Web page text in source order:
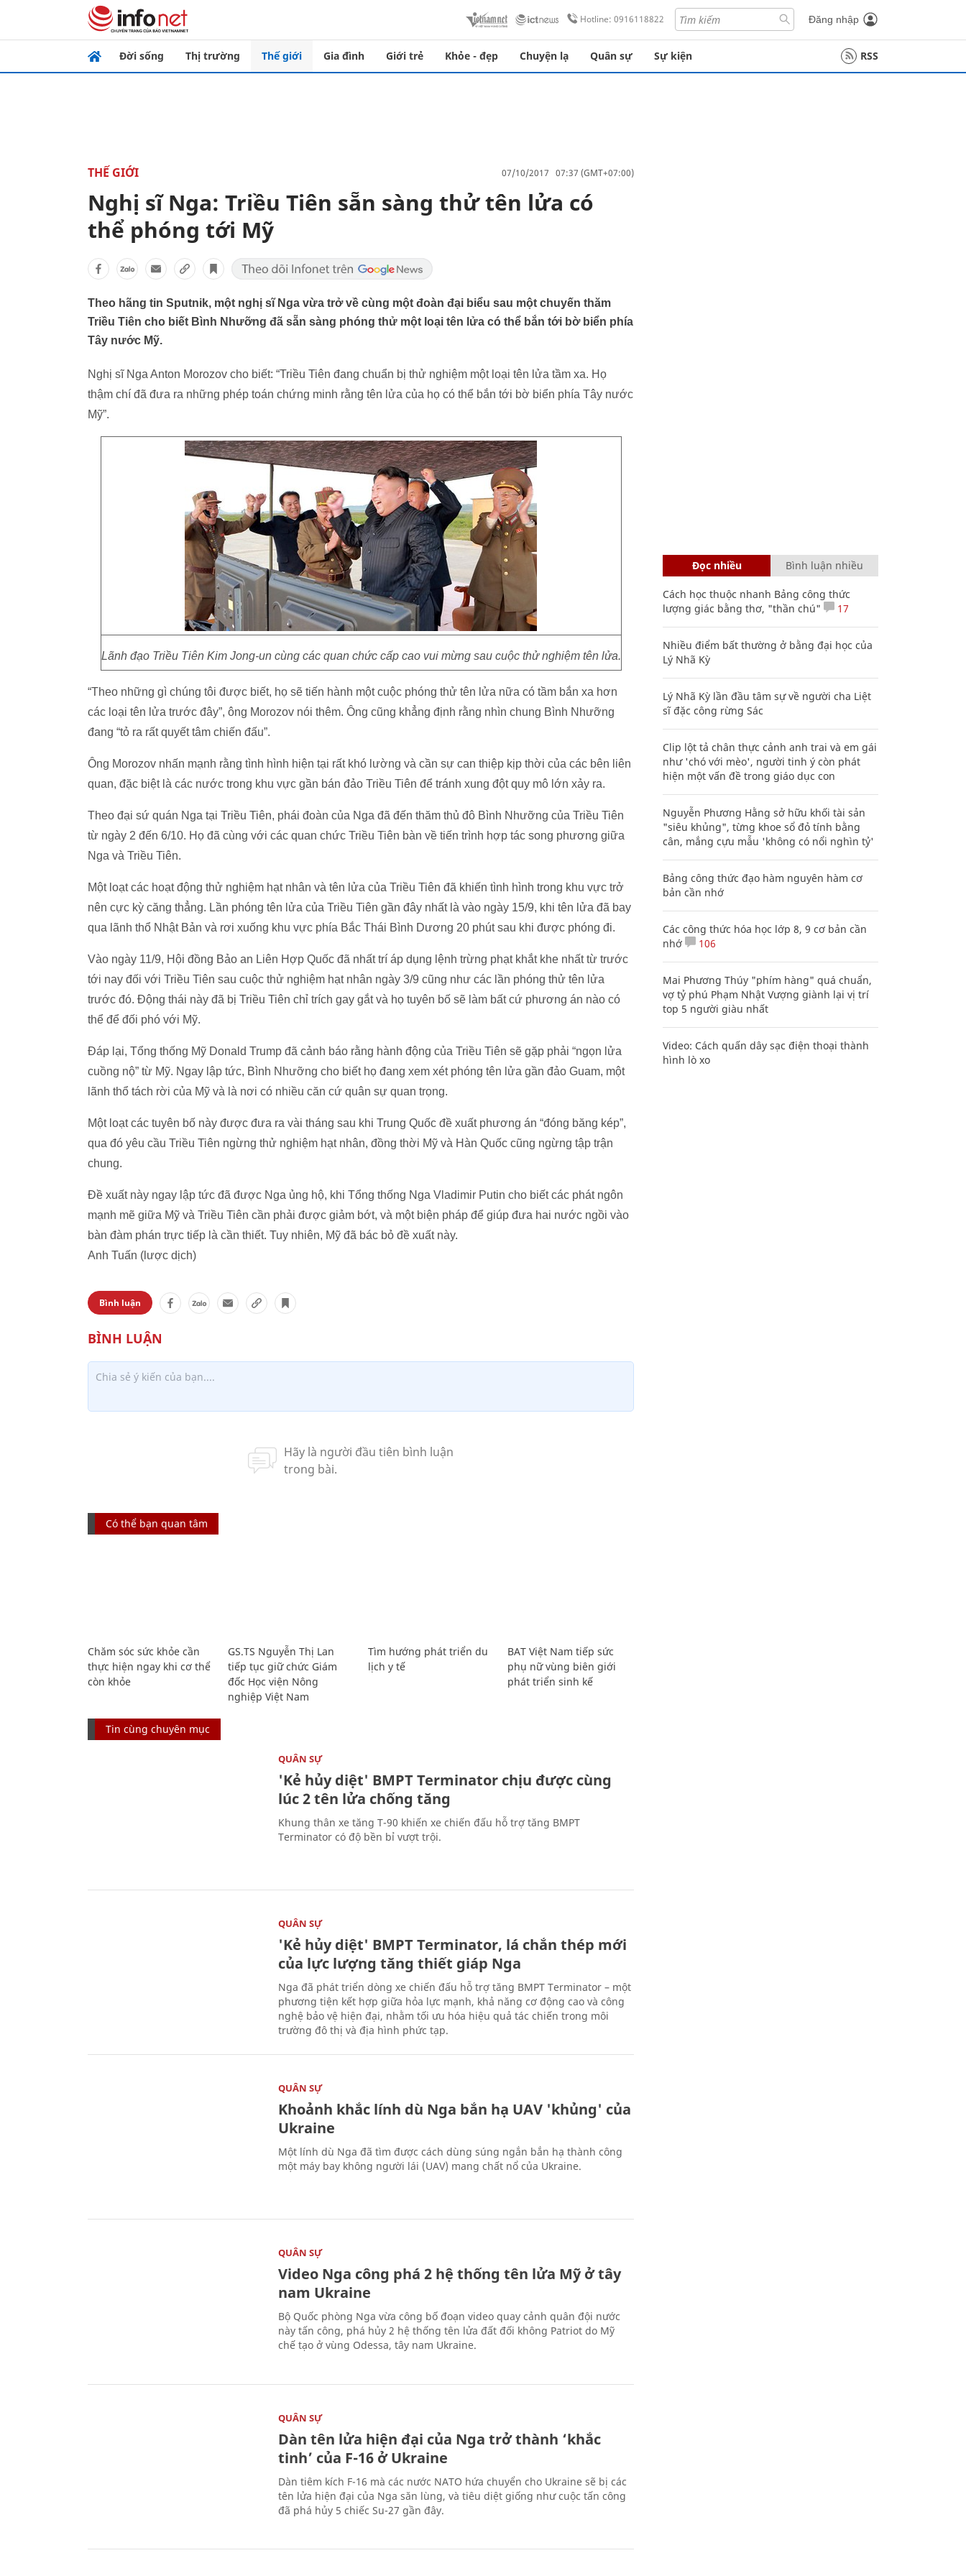
Hotline: 0916118822 Đăng nhập
Đời sống Thị trường Thế giới Gia đình Giới trẻ Khỏe - đẹp Chuyện lạ Quân sự Sự kiện RSS
THẾ GIỚI 07/10/2017 07:37 (GMT+07:00)
Nghị sĩ Nga: Triều Tiên sẵn sàng thử tên lửa có
thể phóng tới Mỹ
Theo hãng tin Sputnik, một nghị sĩ Nga vừa trở về cùng một đoàn đại biểu sau một chuyến thăm
Triều Tiên cho biết Bình Nhưỡng đã sẵn sàng phóng thử một loại tên lửa có thể bắn tới bờ biển phía
Tây nước Mỹ.
Nghị sĩ Nga Anton Morozov cho biết: “Triều Tiên đang chuẩn bị thử nghiệm một loại tên lửa tầm xa. Họ
thậm chí đã đưa ra những phép toán chứng minh rằng tên lửa của họ có thể bắn tới bờ biển phía Tây nước
Mỹ”.
Lãnh đạo Triều Tiên Kim Jong-un cùng các quan chức cấp cao vui mừng sau cuộc thử nghiệm tên lửa.
“Theo những gì chúng tôi được biết, họ sẽ tiến hành một cuộc phóng thử tên lửa nữa có tầm bắn xa hơn
các loại tên lửa trước đây”, ông Morozov nói thêm. Ông cũng khẳng định rằng nhìn chung Bình Nhưỡng
đang “tỏ ra rất quyết tâm chiến đấu”.
Ông Morozov nhấn mạnh rằng tình hình hiện tại rất khó lường và cần sự can thiệp kịp thời của các bên liên
quan, đặc biệt là các nước trong khu vực gần bán đảo Triều Tiên để tránh xung đột quy mô lớn xảy ra.
Theo đại sứ quán Nga tại Triều Tiên, phái đoàn của Nga đã đến thăm thủ đô Bình Nhưỡng của Triều Tiên
từ ngày 2 đến 6/10. Họ đã cùng với các quan chức Triều Tiên bàn về tiến trình hợp tác song phương giữa
Nga và Triều Tiên.
Một loạt các hoạt động thử nghiệm hạt nhân và tên lửa của Triều Tiên đã khiến tình hình trong khu vực trở
nên cực kỳ căng thẳng. Lần phóng tên lửa của Triều Tiên gần đây nhất là vào ngày 15/9, khi tên lửa đã bay
qua lãnh thổ Nhật Bản và rơi xuống khu vực phía Bắc Thái Bình Dương 20 phút sau khi được phóng đi.
Vào ngày 11/9, Hội đồng Bảo an Liên Hợp Quốc đã nhất trí áp dụng lệnh trừng phạt khắt khe nhất từ trước
tới nay đối với Triều Tiên sau cuộc thử nghiệm hạt nhân ngày 3/9 cũng như các lần phóng thử tên lửa
trước đó. Động thái này đã bị Triều Tiên chỉ trích gay gắt và họ tuyên bố sẽ làm bất cứ phương án nào có
thể để đối phó với Mỹ.
Đáp lại, Tổng thống Mỹ Donald Trump đã cảnh báo rằng hành động của Triều Tiên sẽ gặp phải “ngọn lửa
cuồng nộ” từ Mỹ. Ngay lập tức, Bình Nhưỡng cho biết họ đang xem xét phóng tên lửa gần đảo Guam, một
lãnh thổ tách rời của Mỹ và là nơi có nhiều căn cứ quân sự quan trọng.
Một loạt các tuyên bố này được đưa ra vài tháng sau khi Trung Quốc đề xuất phương án “đóng băng kép”,
qua đó yêu cầu Triều Tiên ngừng thử nghiệm hạt nhân, đồng thời Mỹ và Hàn Quốc cũng ngừng tập trận
chung.
Đề xuất này ngay lập tức đã được Nga ủng hộ, khi Tổng thống Nga Vladimir Putin cho biết các phát ngôn
mạnh mẽ giữa Mỹ và Triều Tiên cần phải được giảm bớt, và một biện pháp để giúp đưa hai nước ngồi vào
bàn đàm phán trực tiếp là cần thiết. Tuy nhiên, Mỹ đã bác bỏ đề xuất này.
Anh Tuấn (lược dịch)
Bình luận
Có thể bạn quan tâm
Chăm sóc sức khỏe cần
thực hiện ngay khi cơ thể
còn khỏe
GS.TS Nguyễn Thị Lan
tiếp tục giữ chức Giám
đốc Học viện Nông
nghiệp Việt Nam
Tìm hướng phát triển du
lịch y tế
BAT Việt Nam tiếp sức
phụ nữ vùng biên giới
phát triển sinh kế
Tin cùng chuyên mục
QUÂN SỰ
'Kẻ hủy diệt' BMPT Terminator chịu được cùng
lúc 2 tên lửa chống tăng
Khung thân xe tăng T-90 khiến xe chiến đấu hỗ trợ tăng BMPT
Terminator có độ bền bỉ vượt trội.
QUÂN SỰ
'Kẻ hủy diệt' BMPT Terminator, lá chắn thép mới
của lực lượng tăng thiết giáp Nga
Nga đã phát triển dòng xe chiến đấu hỗ trợ tăng BMPT Terminator – một
phương tiện kết hợp giữa hỏa lực mạnh, khả năng cơ động cao và công
nghệ bảo vệ hiện đại, nhằm tối ưu hóa hiệu quả tác chiến trong môi
trường đô thị và địa hình phức tạp.
QUÂN SỰ
Khoảnh khắc lính dù Nga bắn hạ UAV 'khủng' của
Ukraine
Một lính dù Nga đã tìm được cách dùng súng ngắn bắn hạ thành công
một máy bay không người lái (UAV) mang chất nổ của Ukraine.
QUÂN SỰ
Video Nga công phá 2 hệ thống tên lửa Mỹ ở tây
nam Ukraine
Bộ Quốc phòng Nga vừa công bố đoạn video quay cảnh quân đội nước
này tấn công, phá hủy 2 hệ thống tên lửa đất đối không Patriot do Mỹ
chế tạo ở vùng Odessa, tây nam Ukraine.
QUÂN SỰ
Dàn tên lửa hiện đại của Nga trở thành ‘khắc
tinh’ của F-16 ở Ukraine
Dàn tiêm kích F-16 mà các nước NATO hứa chuyển cho Ukraine sẽ bị các
tên lửa hiện đại của Nga săn lùng, và tiêu diệt giống như cuộc tấn công
đã phá hủy 5 chiếc Su-27 gần đây.
Đọc nhiều Bình luận nhiều
Cách học thuộc nhanh Bảng công thức
lượng giác bằng thơ, "thần chú"
17
Nhiều điểm bất thường ở bằng đại học của
Lý Nhã Kỳ
Lý Nhã Kỳ lần đầu tâm sự về người cha Liệt
sĩ đặc công rừng Sác
Clip lột tả chân thực cảnh anh trai và em gái
như 'chó với mèo', người tinh ý còn phát
hiện một vấn đề trong giáo dục con
Nguyễn Phương Hằng sở hữu khối tài sản
"siêu khủng", từng khoe sổ đỏ tính bằng
cân, mắng cựu mẫu 'không có nổi nghìn tỷ'
Bảng công thức đạo hàm nguyên hàm cơ
bản cần nhớ
Các công thức hóa học lớp 8, 9 cơ bản cần
nhớ
106
Mai Phương Thúy "phím hàng" quá chuẩn,
vợ tỷ phú Phạm Nhật Vượng giành lại vị trí
top 5 người giàu nhất
Video: Cách quấn dây sạc điện thoại thành
hình lò xo